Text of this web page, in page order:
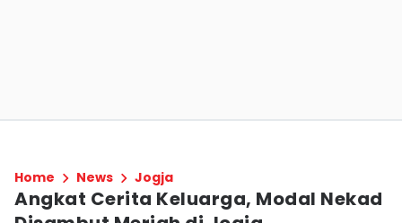
Home News Jogja
Angkat Cerita Keluarga, Modal Nekad